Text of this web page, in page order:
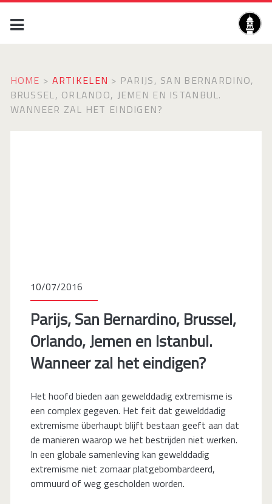
HOME > ARTIKELEN > PARIJS, SAN BERNARDINO,
BRUSSEL, ORLANDO, JEMEN EN ISTANBUL.
WANNEER ZAL HET EINDIGEN?
10/07/2016
Parijs, San Bernardino, Brussel,
Orlando, Jemen en Istanbul.
Wanneer zal het eindigen?
Het hoofd bieden aan gewelddadig extremisme is
een complex gegeven. Het feit dat gewelddadig
extremisme überhaupt blijft bestaan geeft aan dat
de manieren waarop we het bestrijden niet werken.
In een globale samenleving kan gewelddadig
extremisme niet zomaar platgebombardeerd,
ommuurd of weg gescholden worden.